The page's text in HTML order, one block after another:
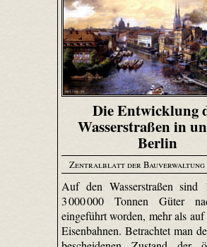
Die Entwicklung
Wasserstraßen in
Berlin
Zentralblatt der Bauverwaltung
Auf den Wasserstraßen sind
3 000 000 Tonnen Güter
eingeführt worden, mehr als auf
Eisenbahnen. Betrachtet man